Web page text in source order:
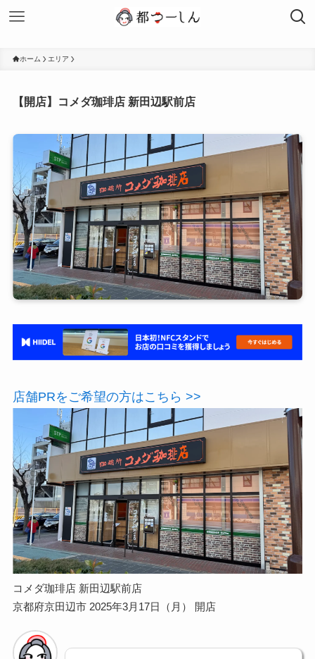
ホーム エリア
【開店】コメダ珈琲店 新田辺駅前店
店舗PRをご希望の方はこちら >>
コメダ珈琲店 新田辺駅前店
京都府京田辺市 2025年3月17日（月） 開店